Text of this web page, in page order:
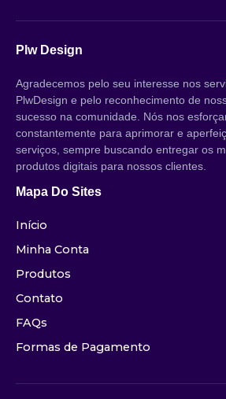
Plw Design
Agradecemos pelo seu interesse nos
PlwDesign e pelo reconhecimento de
sucesso na comunidade. Nós nos
constantemente para aprimorar e
serviços, sempre buscando entregar os
produtos digitais para nossos clientes.
Mapa Do Sites
Início
Minha Conta
Produtos
Contato
FAQs
Formas de Pagamento